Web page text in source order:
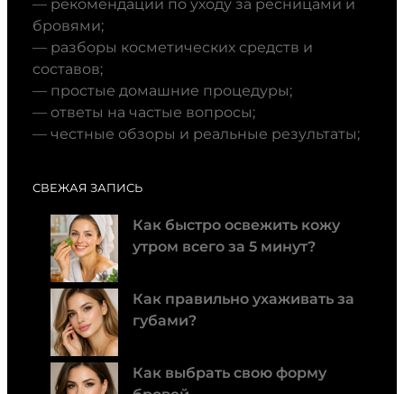
— рекомендации по уходу за ресницами и
бровями;
— разборы косметических средств и
составов;
— простые домашние процедуры;
— ответы на частые вопросы;
— честные обзоры и реальные результаты;
СВЕЖАЯ ЗАПИСЬ
Как быстро освежить кожу
утром всего за 5 минут?
Как правильно ухаживать за
губами?
Как выбрать свою форму